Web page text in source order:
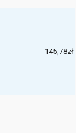
145,78zł